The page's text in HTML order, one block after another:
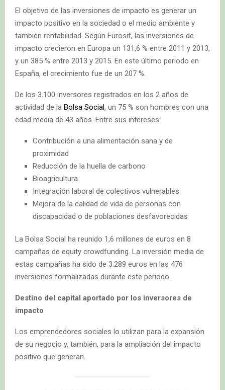
El objetivo de las inversiones de impacto es generar un
impacto positivo en la sociedad o el medio ambiente y
también rentabilidad. Según Eurosif, las inversiones de
impacto crecieron en Europa un 131,6 % entre 2011 y 2013,
y un 385 % entre 2013 y 2015. En este último periodo en
España, el crecimiento fue de un 207 %.
De los 3.100 inversores registrados en los 2 años de
actividad de la Bolsa Social, un 75 % son hombres con una
edad media de 43 años. Entre sus intereses:
Contribución a una alimentación sana y de
proximidad
Reducción de la huella de carbono
Bioagricultura
Integración laboral de colectivos vulnerables
Mejora de la calidad de vida de personas con
discapacidad o de poblaciones desfavorecidas
La Bolsa Social ha reunido 1,6 millones de euros en 8
campañas de equity crowdfunding. La inversión media de
estas campañas ha sido de 3.289 euros en las 476
inversiones formalizadas durante este periodo.
Destino del capital aportado por los inversores de
impacto
Los emprendedores sociales lo utilizan para la expansión
de su negocio y, también, para la ampliación del impacto
positivo que generan.